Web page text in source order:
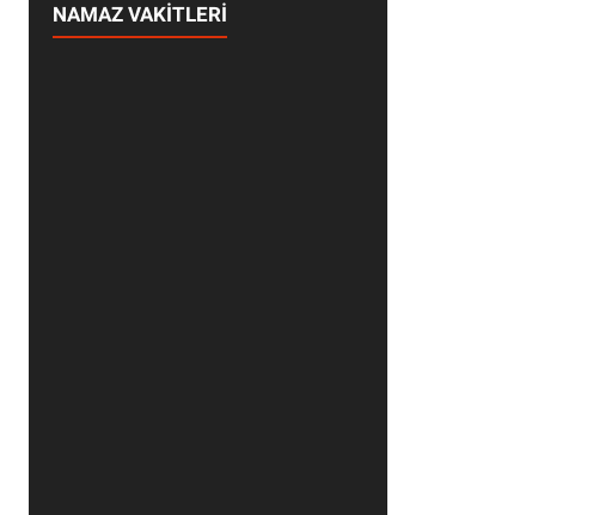
NAMAZ VAKİTLERİ